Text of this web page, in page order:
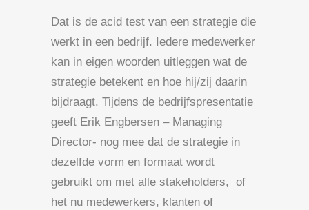
Dat is de acid test van een strategie die
werkt in een bedrijf. Iedere medewerker
kan in eigen woorden uitleggen wat de
strategie betekent en hoe hij/zij daarin
bijdraagt. Tijdens de bedrijfspresentatie
geeft Erik Engbersen – Managing
Director- nog mee dat de strategie in
dezelfde vorm en formaat wordt
gebruikt om met alle stakeholders, of
het nu medewerkers, klanten of